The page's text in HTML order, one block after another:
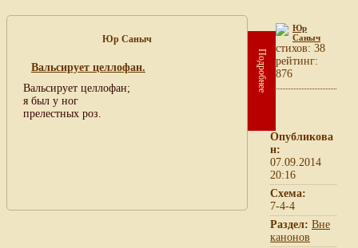
Юр Саныч
Вальсирует целлофан.
Вальсирует целлофан;
я был у ног
прелестных роз.
Подробнее
Юр
Саныч
cтихов: 38
рейтинг:
876
Опубликова
н:
07.09.2014
20:16
Схема:
7-4-4
Раздел: Вне
канонов